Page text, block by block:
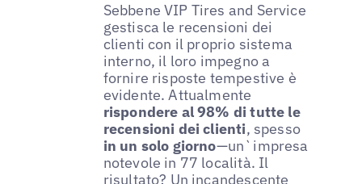
Sebbene VIP Tires and Service
gestisca le recensioni dei
clienti con il proprio sistema
interno, il loro impegno a
fornire risposte tempestive è
evidente. Attualmente
rispondere al 98% di tutte le
recensioni dei clienti, spesso
in un solo giorno—un`impresa
notevole in 77 località. Il
risultato? Un incandescente